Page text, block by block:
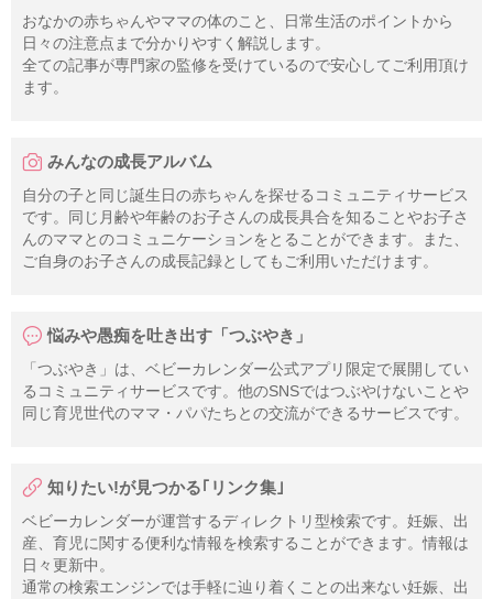
おなかの赤ちゃんやママの体のこと、日常生活のポイントから
日々の注意点まで分かりやすく解説します。
全ての記事が専門家の監修を受けているので安心してご利用頂け
ます。
みんなの成長アルバム
自分の子と同じ誕生日の赤ちゃんを探せるコミュニティサービス
です。同じ月齢や年齢のお子さんの成長具合を知ることやお子さ
んのママとのコミュニケーションをとることができます。また、
ご自身のお子さんの成長記録としてもご利用いただけます。
悩みや愚痴を吐き出す「つぶやき」
「つぶやき」は、ベビーカレンダー公式アプリ限定で展開してい
るコミュニティサービスです。他のSNSではつぶやけないことや
同じ育児世代のママ・パパたちとの交流ができるサービスです。
知りたい!が見つかる｢リンク集｣
ベビーカレンダーが運営するディレクトリ型検索です。妊娠、出
産、育児に関する便利な情報を検索することができます。情報は
日々更新中。
通常の検索エンジンでは手軽に辿り着くことの出来ない妊娠、出